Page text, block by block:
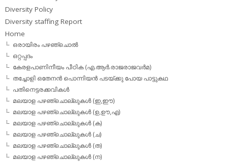
Diversity Policy
Diversity staffing Report
Home
ഒരായിരം പഴഞ്ചൊല്‍
ഒറ്റപ്പദം
കേരളപാണിനീയം പീഠിക (എ.ആര്‍.രാജരാജവര്‍മ)
തച്ചോളി ഒതേനൻ പൊന്നിയൻ പടയ്‌ക്കു പോയ പാട്ടുകഥ
പതിനെട്ടരക്കവികള്‍
മലയാള പഴഞ്ചൊല്ലുകള്‍ (ഇ,ഈ)
മലയാള പഴഞ്ചൊല്ലുകള്‍ (ഉ,ഊ,എ)
മലയാള പഴഞ്ചൊല്ലുകള്‍ (ക)
മലയാള പഴഞ്ചൊല്ലുകള്‍ (ച)
മലയാള പഴഞ്ചൊല്ലുകള്‍ (ത)
മലയാള പഴഞ്ചൊല്ലുകള്‍ (ന)